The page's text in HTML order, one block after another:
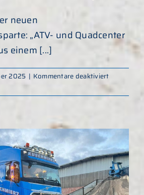
neuen
„ATV- und Quadcenter
einem [...]
2025 | Kommentare deaktiviertfür
2018
–
und
neue
Sparte